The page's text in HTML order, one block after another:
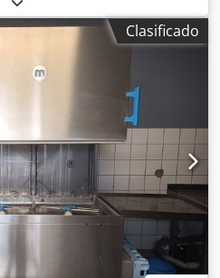
bandejas, ollas y sartenes.
de 2 a 10 minutos. Cámara de
700 mm de ancho x 800 mm de
Dcsdpfxjix Ixme Apvok
Clasificado